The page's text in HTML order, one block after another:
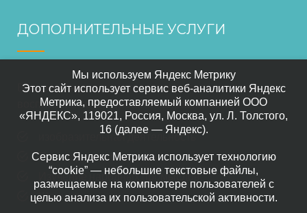
ДОПОЛНИТЕЛЬНЫЕ УСЛУГИ
В нашем саде осуществляется дополнительное
воспитание по следующим направлениям:
изобразительная деятельность
Прикладного искусство
Изучение народных промыслов
Шахматы
Мы используем Яндекс Метрику
Этот сайт использует сервис веб-аналитики Яндекс
Метрика, предоставляемый компанией ООО
«ЯНДЕКС», 119021, Россия, Москва, ул. Л. Толстого,
16 (далее — Яндекс).
Сервис Яндекс Метрика использует технологию
“cookie” — небольшие текстовые файлы,
размещаемые на компьютере пользователей с
целью анализа их пользовательской активности.